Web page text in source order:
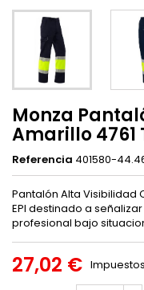
Monza
Amarillo
Referencia 401580-
Pantalón Alta Visibilidad
EPI destinado a
profesional bajo
27,02 €